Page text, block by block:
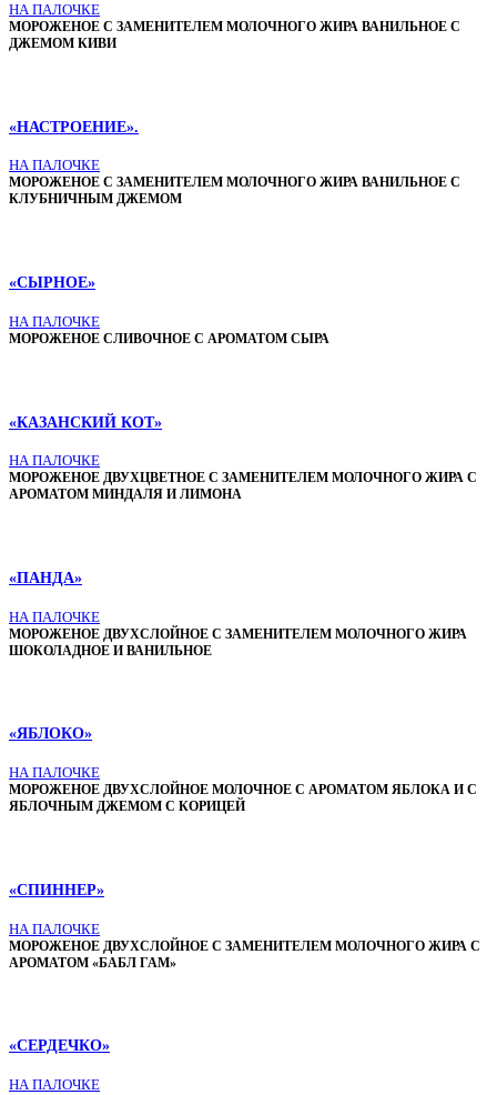
НА ПАЛОЧКЕ
МОРОЖЕНОЕ С ЗАМЕНИТЕЛЕМ МОЛОЧНОГО ЖИРА ВАНИЛЬНОЕ С
ДЖЕМОМ КИВИ
«НАСТРОЕНИЕ».
НА ПАЛОЧКЕ
МОРОЖЕНОЕ С ЗАМЕНИТЕЛЕМ МОЛОЧНОГО ЖИРА ВАНИЛЬНОЕ С
КЛУБНИЧНЫМ ДЖЕМОМ
«СЫРНОЕ»
НА ПАЛОЧКЕ
МОРОЖЕНОЕ СЛИВОЧНОЕ С АРОМАТОМ СЫРА
«КАЗАНСКИЙ КОТ»
НА ПАЛОЧКЕ
МОРОЖЕНОЕ ДВУХЦВЕТНОЕ С ЗАМЕНИТЕЛЕМ МОЛОЧНОГО ЖИРА С
АРОМАТОМ МИНДАЛЯ И ЛИМОНА
«ПАНДА»
НА ПАЛОЧКЕ
МОРОЖЕНОЕ ДВУХСЛОЙНОЕ С ЗАМЕНИТЕЛЕМ МОЛОЧНОГО ЖИРА
ШОКОЛАДНОЕ И ВАНИЛЬНОЕ
«ЯБЛОКО»
НА ПАЛОЧКЕ
МОРОЖЕНОЕ ДВУХСЛОЙНОЕ МОЛОЧНОЕ С АРОМАТОМ ЯБЛОКА И С
ЯБЛОЧНЫМ ДЖЕМОМ С КОРИЦЕЙ
«СПИННЕР»
НА ПАЛОЧКЕ
МОРОЖЕНОЕ ДВУХСЛОЙНОЕ С ЗАМЕНИТЕЛЕМ МОЛОЧНОГО ЖИРА С
АРОМАТОМ «БАБЛ ГАМ»
«СЕРДЕЧКО»
НА ПАЛОЧКЕ